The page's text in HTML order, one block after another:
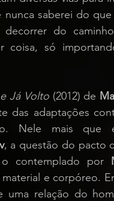
saberei do
decorrer do
coisa, só
Já Volto (2012) de
das adaptações
Nele mais que
, a questão do pacto
contemplado por
e corpóreo.
relação do